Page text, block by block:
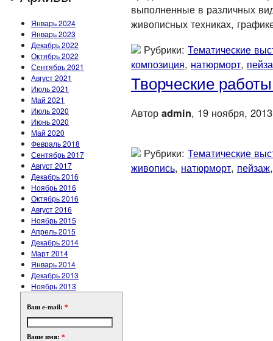
Январь 2024
Январь 2023
Декабрь 2022
Октябрь 2022
Сентябрь 2021
Август 2021
Июль 2021
Май 2021
Июль 2020
Июнь 2020
Май 2020
Февраль 2018
Сентябрь 2017
Август 2017
Декабрь 2016
Ноябрь 2016
Октябрь 2016
Август 2016
Ноябрь 2015
Апрель 2015
Декабрь 2014
Март 2014
Январь 2014
Декабрь 2013
Ноябрь 2013
Ваш e-mail: *
Ваше имя: *
выполненные в различных
живописных техниках,
Рубрики: Тематические
композиция, натюрморт,
Творческие
Автор admin, 19 ноября, 2013
Рубрики: Тематические
живопись, натюрморт, пейзаж